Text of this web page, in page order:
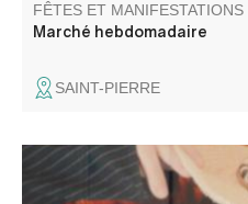
FÊTES ET MANIFESTATIONS
Marché hebdomadaire
SAINT-PIERRE
Apéro Concert avec Ma's